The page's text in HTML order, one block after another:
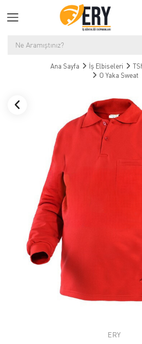
Ana Sayfa İş Elbiseleri
O Yaka Sweat
ERY